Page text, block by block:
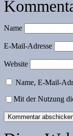
Name
E-Mail-Adresse
Website
Name, E-Mail-
Mit der Nutzung